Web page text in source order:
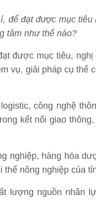
để đạt được mục
tâm như thế nào?
được mục tiêu, nghị
vụ, giải pháp cụ thể
công nghệ
kết nối giao
nghiệp, hàng hóa
nông nghiệp của
lượng nguồn nhân